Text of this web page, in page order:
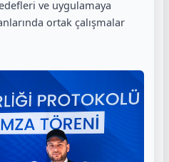
ve uygulamaya
ortak çalışmalar